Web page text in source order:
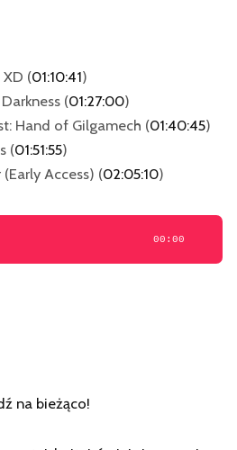
(01:10:41)
(01:27:00)
Hand of Gilgamech (01:40:45)
(01:51:55)
Access) (02:05:10)
00:00
na bieżąco!